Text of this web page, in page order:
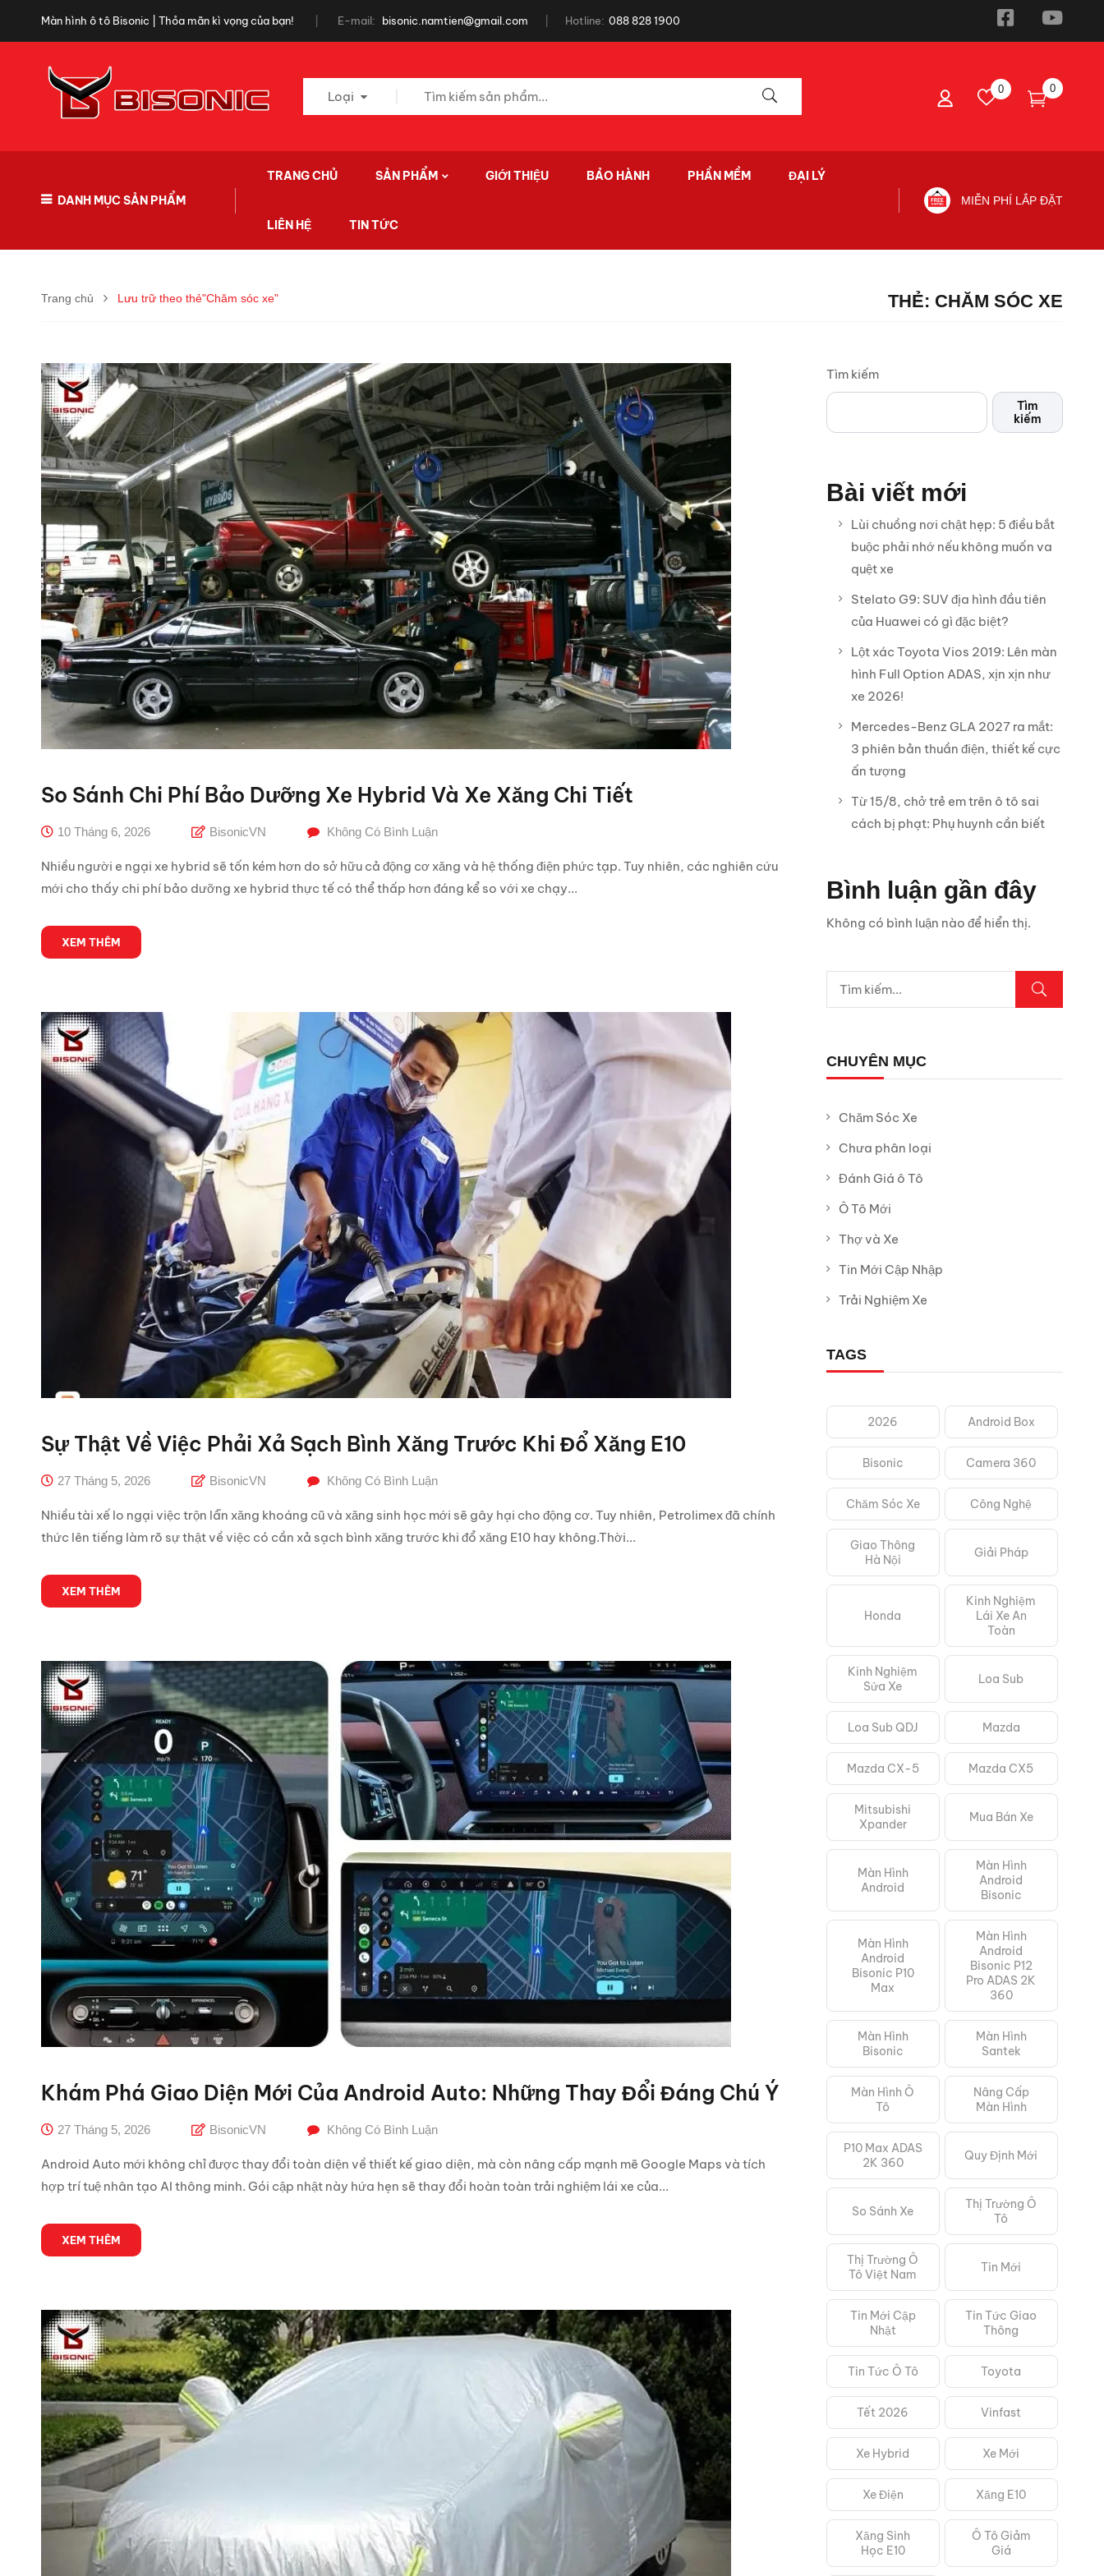
Màn hình ô tô Bisonic | Thỏa mãn kì vọng của bạn! E-mail: bisonic.namtien@gmail.com Hotline: 088 828 1900
Loại 0 0
DANH MỤC SẢN PHẨM
TRANG CHỦ SẢN PHẨM GIỚI THIỆU BẢO HÀNH PHẦN MỀM ĐẠI LÝ
LIÊN HỆ TIN TỨC
MIỄN PHÍ LẮP ĐẶT
Trang chủ Lưu trữ theo thẻ"Chăm sóc xe" THẺ: CHĂM SÓC XE
So Sánh Chi Phí Bảo Dưỡng Xe Hybrid Và Xe Xăng Chi Tiết
10 Tháng 6, 2026 BisonicVN Không Có Bình Luận
Nhiều người e ngại xe hybrid sẽ tốn kém hơn do sở hữu cả động cơ xăng và hệ thống điện phức tạp. Tuy nhiên, các nghiên cứu
mới cho thấy chi phí bảo dưỡng xe hybrid thực tế có thể thấp hơn đáng kể so với xe chạy...
XEM THÊM
Sự Thật Về Việc Phải Xả Sạch Bình Xăng Trước Khi Đổ Xăng E10
27 Tháng 5, 2026 BisonicVN Không Có Bình Luận
Nhiều tài xế lo ngại việc trộn lẫn xăng khoáng cũ và xăng sinh học mới sẽ gây hại cho động cơ. Tuy nhiên, Petrolimex đã chính
thức lên tiếng làm rõ sự thật về việc có cần xả sạch bình xăng trước khi đổ xăng E10 hay không.Thời...
XEM THÊM
Khám Phá Giao Diện Mới Của Android Auto: Những Thay Đổi Đáng Chú Ý
27 Tháng 5, 2026 BisonicVN Không Có Bình Luận
Android Auto mới không chỉ được thay đổi toàn diện về thiết kế giao diện, mà còn nâng cấp mạnh mẽ Google Maps và tích
hợp trí tuệ nhân tạo AI thông minh. Gói cập nhật này hứa hẹn sẽ thay đổi hoàn toàn trải nghiệm lái xe của...
XEM THÊM
Tìm kiếm
Tìm
kiếm
Bài viết mới
Lùi chuồng nơi chật hẹp: 5 điều bắt
buộc phải nhớ nếu không muốn va
quệt xe
Stelato G9: SUV địa hình đầu tiên
của Huawei có gì đặc biệt?
Lột xác Toyota Vios 2019: Lên màn
hình Full Option ADAS, xịn xịn như
xe 2026!
Mercedes-Benz GLA 2027 ra mắt:
3 phiên bản thuần điện, thiết kế cực
ấn tượng
Từ 15/8, chở trẻ em trên ô tô sai
cách bị phạt: Phụ huynh cần biết
Bình luận gần đây
Không có bình luận nào để hiển thị.
CHUYÊN MỤC
Chăm Sóc Xe
Chưa phân loại
Đánh Giá ô Tô
Ô Tô Mới
Thợ và Xe
Tin Mới Cập Nhập
Trải Nghiệm Xe
TAGS
2026 Android Box
Bisonic Camera 360
Chăm Sóc Xe Công Nghệ
Giao Thông
Hà Nội
Giải Pháp
Honda
Kinh Nghiệm
Lái Xe An
Toàn
Kinh Nghiệm
Sửa Xe
Loa Sub
Loa Sub QDJ Mazda
Mazda CX-5 Mazda CX5
Mitsubishi
Xpander
Mua Bán Xe
Màn Hình
Android
Màn Hình
Android
Bisonic
Màn Hình
Android
Bisonic P10
Max
Màn Hình
Android
Bisonic P12
Pro ADAS 2K
360
Màn Hình
Bisonic
Màn Hình
Santek
Màn Hình Ô
Tô
Nâng Cấp
Màn Hình
P10 Max ADAS
2K 360
Quy Định Mới
So Sánh Xe
Thị Trường Ô
Tô
Thị Trường Ô
Tô Việt Nam
Tin Mới
Tin Mới Cập
Nhật
Tin Tức Giao
Thông
Tin Tức Ô Tô Toyota
Tết 2026 Vinfast
Xe Hybrid Xe Mới
Xe Điện Xăng E10
Xăng Sinh
Học E10
Ô Tô Giảm
Giá